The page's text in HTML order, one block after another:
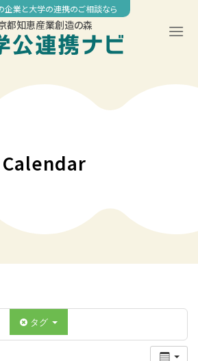
企業と大学の連携のご相談なら
都知恵産業創造の森
Calendar
タグ